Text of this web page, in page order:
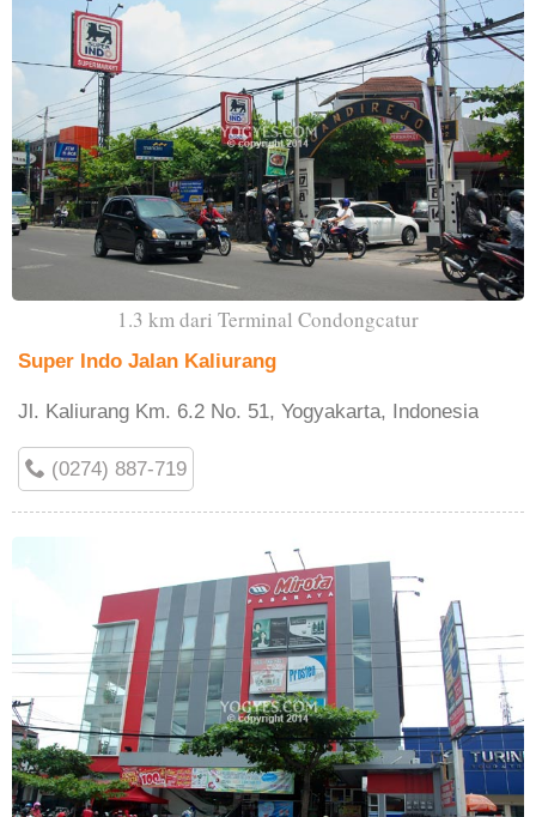
1.3 km dari Terminal Condongcatur
Super Indo Jalan Kaliurang
Jl. Kaliurang Km. 6.2 No. 51, Yogyakarta, Indonesia
(0274) 887-719